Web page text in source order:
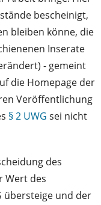
bescheinigt,
bleiben könne, die
Inserate
- gemeint
die Homepage der
Veröffentlichung
§ 2 UWG sei nicht
des
Wert des
übersteige und der